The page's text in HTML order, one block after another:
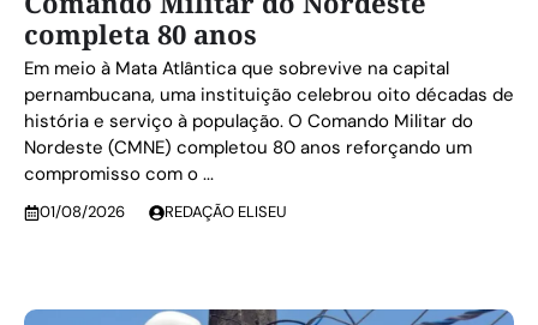
completa 80 anos
Em meio à Mata Atlântica que sobrevive na capital
pernambucana, uma instituição celebrou oito décadas de
história e serviço à população. O Comando Militar do
Nordeste (CMNE) completou 80 anos reforçando um
compromisso com o ...
01/08/2026 REDAÇÃO ELISEU